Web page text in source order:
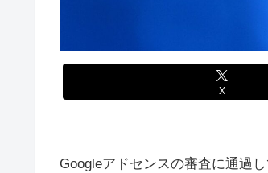
X
Googleアドセンスの審査に通過